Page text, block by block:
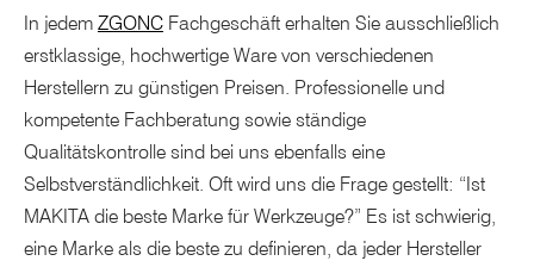
In jedem ZGONC Fachgeschäft erhalten Sie ausschließlich
erstklassige, hochwertige Ware von verschiedenen
Herstellern zu günstigen Preisen. Professionelle und
kompetente Fachberatung sowie ständige
Qualitätskontrolle sind bei uns ebenfalls eine
Selbstverständlichkeit. Oft wird uns die Frage gestellt: “Ist
MAKITA die beste Marke für Werkzeuge?” Es ist schwierig,
eine Marke als die beste zu definieren, da jeder Hersteller